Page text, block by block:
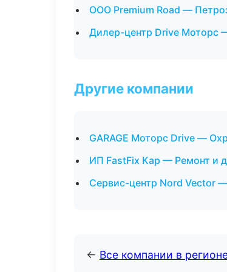
ООО Premium Road —
Дилер-центр Drive Моторс
Другие компании
GARAGE Моторс Drive —
ИП FastFix Кар — Ремонт и
Сервис-центр Nord Vector
← Все компании в